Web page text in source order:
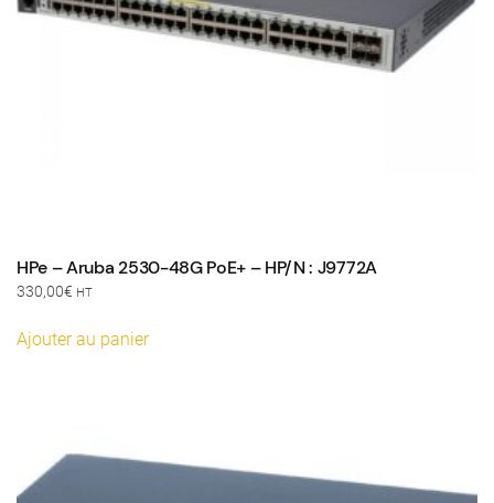
HPe – Aruba 2530-48G PoE+ – HP/N : J9772A
330,00€ HT
Ajouter au panier